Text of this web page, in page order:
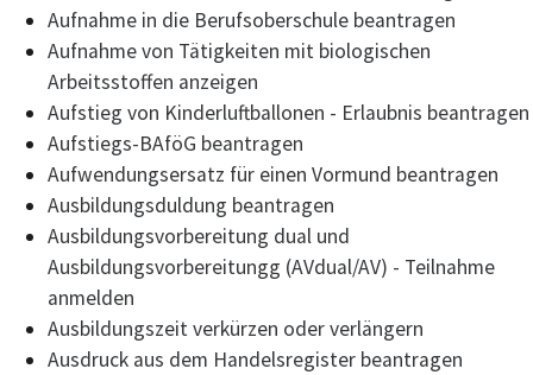
Aufnahme in die Berufsoberschule beantragen
Aufnahme von Tätigkeiten mit biologischen
Arbeitsstoffen anzeigen
Aufstieg von Kinderluftballonen - Erlaubnis beantragen
Aufstiegs-BAföG beantragen
Aufwendungsersatz für einen Vormund beantragen
Ausbildungsduldung beantragen
Ausbildungsvorbereitung dual und
Ausbildungsvorbereitungg (AVdual/AV) - Teilnahme
anmelden
Ausbildungszeit verkürzen oder verlängern
Ausdruck aus dem Handelsregister beantragen